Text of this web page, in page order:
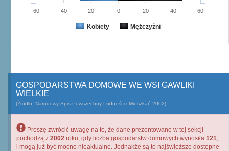
Kobiety Mężczyźni
60 40 20 0 20 40 60
GOSPODARSTWA DOMOWE WE WSI GAWLIKI
WIELKIE
(Źródło: Narodowy Spis Powszechny Ludności i Mieszkań 2002)
Proszę zwrócić uwagę na to, że dane prezentowane w tej sekcji
pochodzą z 2002 roku, gdy liczba gospodarstw domowych wynosiła 121,
i mogą już być mocno nieaktualne. Jednakże są to najświeższe dostępne